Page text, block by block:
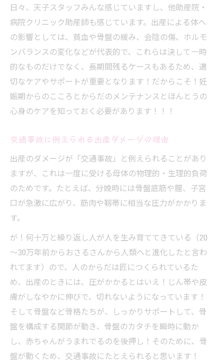
日々、天子スタッフみんな感じていますし、他助産院・
病院クリニック助産師も感じています。出産による体へ
の影響としては、貧血や骨盤の緩み、会陰の傷、ホルモ
ンバランスの変化などが代表的で、これらは決して一時
的なものだけでなく、長期間残るケースもあるため、適
切なケアやサポートが重要となります！だからこそ！妊
娠期からのこころとからだのメンテナンスとほんとうの
心身のケアを知っておく必要があります！！！
交通事故に例えられる出産ダメージの理由
出産のダメージが「交通事故」と例えられることがあり
ますが、これは一度に受ける母体の物理的・生理的負荷
のためです。たとえば、分娩時には骨盤底筋や膣、子宮
口が急激に広がり、筋肉や靱帯に相当な圧力がかかりま
す。
が！何十万と繰り返し人が人を生み育ててきている（20
～30万年前からおさるさんから人類へと進化したと言わ
れてます）ので、人のからだは匠につくられているた
め、出産のときには、圧がかかるとはいえ！じん帯や皮
膚がしなやかに伸びで、切れないようになっています！
そして骨盤など骨格たちが、しっかりサポートして、骨
盤を構成する関節が動き、骨盤のカタチを瞬時に動か
し、赤ちゃんがうまれでるのを後押し！そのために、骨
盤が動くため、交通事故にたとえられると思います！